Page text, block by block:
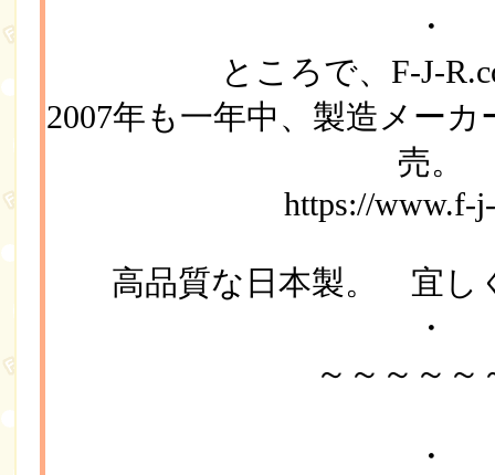
・
ところで、F-J-
2007年も一年中、製造メー
売。
https://www.f-
高品質な日本製。 宜し
・
～～～～～
・